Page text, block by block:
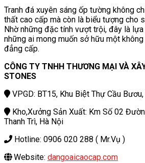
Tranh đá xuyên sáng ốp tường không
thất cao cấp mà còn là biểu tượng cho
Nhờ những đặc tính vượt trội, đây là
những ai mong muốn sở hữu một
đẳng cấp.
CÔNG TY TNHH THƯƠNG MẠI VÀ
STONES
VPGD: BT15, Khu Biệt Thự Cầu
Kho,Xưởng Sản Xuất: Km Số 02
Thanh Trì, Hà Nội
Hotline: 0906 020 288 ( Mr.Vụ )
Website: dangoaicaocap.com